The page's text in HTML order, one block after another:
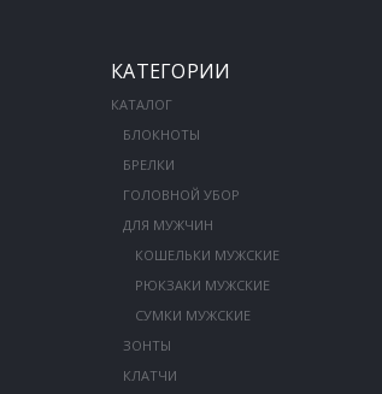
КАТЕГОРИИ
КАТАЛОГ
БЛОКНОТЫ
БРЕЛКИ
ГОЛОВНОЙ УБОР
ДЛЯ МУЖЧИН
КОШЕЛЬКИ МУЖСКИЕ
РЮКЗАКИ МУЖСКИЕ
СУМКИ МУЖСКИЕ
ЗОНТЫ
КЛАТЧИ